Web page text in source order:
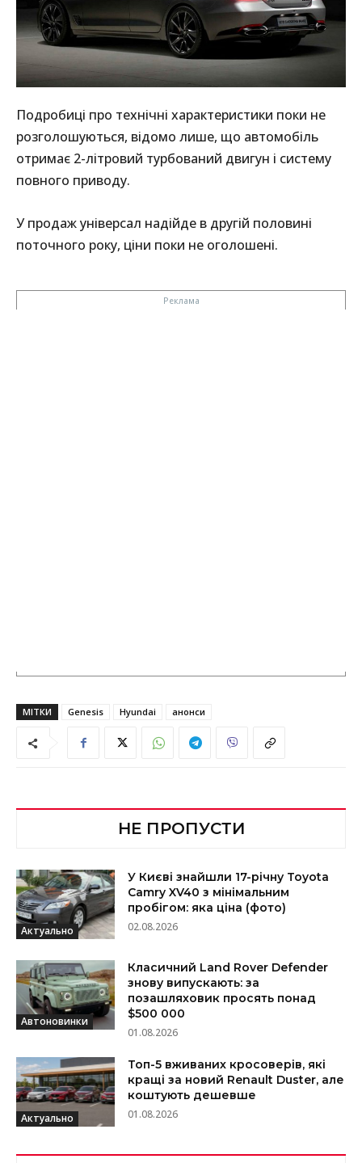
Подробиці про технічні характеристики поки не
розголошуються, відомо лише, що автомобіль
отримає 2-літровий турбований двигун і систему
повного приводу.
У продаж універсал надійде в другій половині
поточного року, ціни поки не оголошені.
МІТКИ Genesis Hyundai анонси
НЕ ПРОПУСТИ
Актуально
У Києві знайшли 17-річну Toyota
Camry XV40 з мінімальним
пробігом: яка ціна (фото)
02.08.2026
Автоновинки
Класичний Land Rover Defender
знову випускають: за
позашляховик просять понад
$500 000
01.08.2026
Актуально
Топ-5 вживаних кросоверів, які
кращі за новий Renault Duster, але
коштують дешевше
01.08.2026